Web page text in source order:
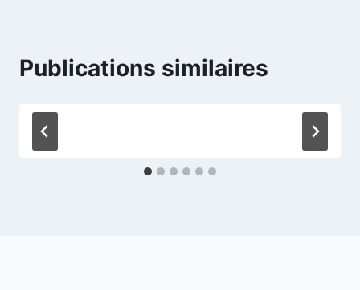
Publications similaires